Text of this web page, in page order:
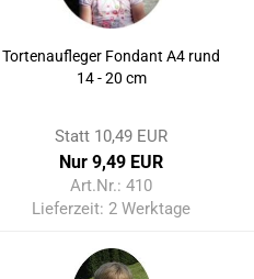
Tortenaufleger Fondant A4 rund
14 - 20 cm
Statt 10,49 EUR
Nur 9,49 EUR
Art.Nr.: 410
Lieferzeit:2 Werktage